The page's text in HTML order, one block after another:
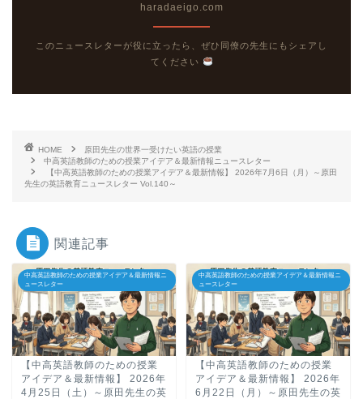
haradaeigo.com
このニュースレターが役に立ったら、ぜひ同僚の先生にもシェアし
てください
HOME
原田先生の世界一受けたい英語の授業
中高英語教師のための授業アイデア＆最新情報ニュースレター
【中高英語教師のための授業アイデア＆最新情報】 2026年7月6日（月）～原田
先生の英語教育ニュースレター Vol.140～
関連記事
中高英語教師のための授業アイデア＆最新情報ニ
ュースレター
【中高英語教師のための授業
アイデア＆最新情報】 2026年
4月25日（土）～原田先生の英
中高英語教師のための授業アイデア＆最新情報ニ
ュースレター
【中高英語教師のための授業
アイデア＆最新情報】 2026年
6月22日（月）～原田先生の英